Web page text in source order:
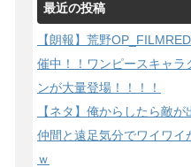
最近の投稿
【朗報】荒野
催中！！ワンピースキャラ
ンが大量登場！！！！
【ネタ】俺からしたら敵が
仲間と遠足気分でワイワイ
ｗ